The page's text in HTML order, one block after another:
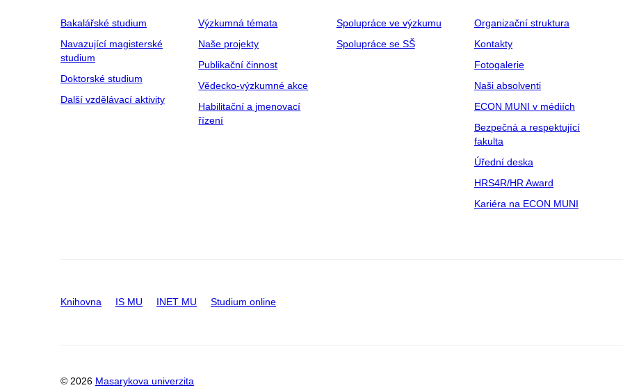
Bakalářské studium
Navazující magisterské
studium
Doktorské studium
Další vzdělávací aktivity
Výzkumná témata
Naše projekty
Publikační činnost
Vědecko-výzkumné akce
Habilitační a jmenovací
řízení
Spolupráce ve výzkumu
Spolupráce se SŠ
Organizační struktura
Kontakty
Fotogalerie
Naši absolventi
ECON MUNI v médiích
Bezpečná a respektující
fakulta
Úřední deska
HRS4R/HR Award
Kariéra na ECON MUNI
Knihovna IS MU INET MU Studium online
© 2026 Masarykova univerzita